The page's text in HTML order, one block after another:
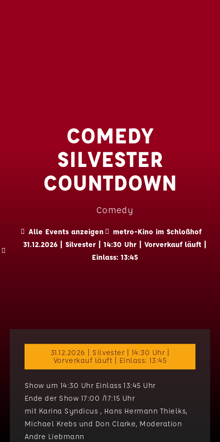
COMEDY
SILVESTER
COUNTDOWN
Comedy
Alle Events anzeigen
metro-Kino im Schloßhof
31.12.2026 | Silvester | 14:30 Uhr | Vorverkauf läuft |
Einlass: 13:45
31.12.2026 | Silvester | 14:30 Uhr |
Vorverkauf läuft | Einlass: 13:45
Show um 14:30 Uhr Einlass 13:45 Uhr
Ende der Show 17:00 /17:15 Uhr
mit Karina Syndicus , Hans Hermann Thielks,
Michael Krebs und Don Clarke, Moderation
Andre Liebmann